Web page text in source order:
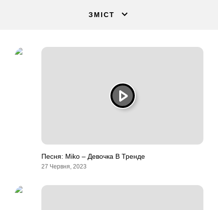
ЗМІСТ
Песня: Miko – Девочка В Тренде
27 Червня, 2023